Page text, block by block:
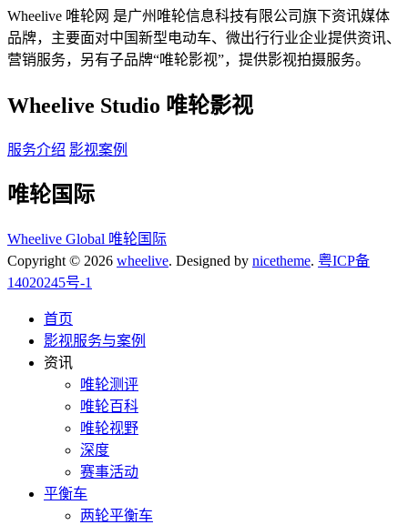
Wheelive 唯轮网 是广州唯轮信息科技有限公司旗下资讯媒体
品牌，主要面对中国新型电动车、微出行行业企业提供资讯、
营销服务，另有子品牌“唯轮影视”，提供影视拍摄服务。
Wheelive Studio 唯轮影视
服务介绍 影视案例
唯轮国际
Wheelive Global 唯轮国际
Copyright © 2026 wheelive. Designed by nicetheme. 粤ICP备
14020245号-1
首页
影视服务与案例
资讯
唯轮测评
唯轮百科
唯轮视野
深度
赛事活动
平衡车
两轮平衡车